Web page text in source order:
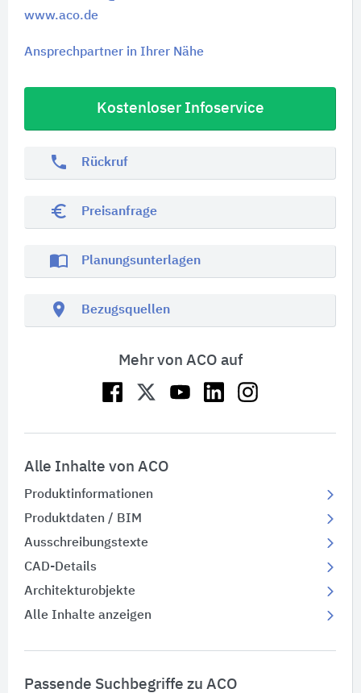
www.aco.de
Ansprechpartner in Ihrer Nähe
Kostenloser Infoservice
phone Rückruf
euro_symbol Preisanfrage
import_contacts Planungsunterlagen
location_on Bezugsquellen
Mehr von ACO auf
Alle Inhalte von ACO
Produktinformationen
Produktdaten / BIM
Ausschreibungstexte
CAD-Details
Architekturobjekte
Alle Inhalte anzeigen
Passende Suchbegriffe zu ACO